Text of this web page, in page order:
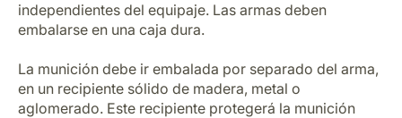
independientes del equipaje. Las armas deben
embalarse en una caja dura.
La munición debe ir embalada por separado del arma,
en un recipiente sólido de madera, metal o
aglomerado. Este recipiente protegerá la munición